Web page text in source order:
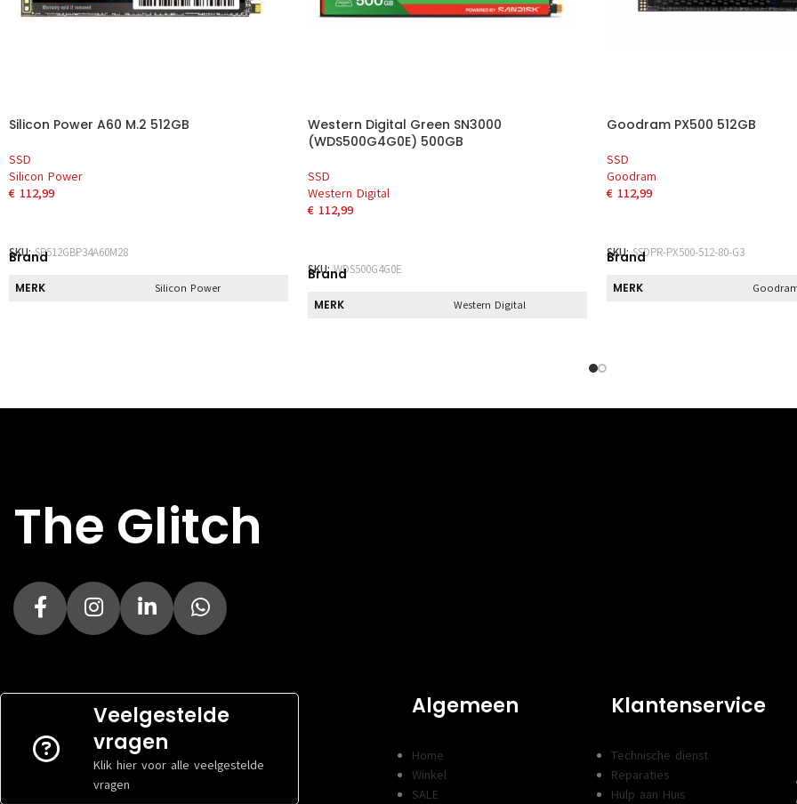
Silicon Power A60 M.2 512GB
SSD
Silicon Power
€ 112,99
SKU:SP512GBP34A60M28
Brand
MERK Silicon Power
CAPACITEIT 512 GB
SCHRIJFSNELHEID 1600 MB/s
HEATSINK Nee
Western Digital Green SN3000
(WDS500G4G0E) 500GB
SSD
Western Digital
€ 112,99
SKU:WDS500G4G0E
Brand
MERK Western Digital
Goodram PX500 512GB
SSD
Goodram
€ 112,99
SKU:SSDPR-PX500-512-80-G3
Brand
MERK
The Glitch
Veelgestelde
vragen
Klik hier voor alle veelgestelde
vragen
Algemeen
Home
Winkel
SALE
Klantenservice
Technische dienst
Reparaties
Hulp aan Huis